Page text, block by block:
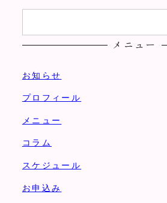
索
メニュー
お知らせ
プロフィール
メニュー
コラム
スケジュール
お申込み